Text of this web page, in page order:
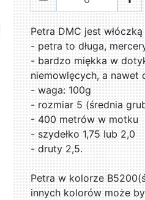
Petra DMC jest
- petra to długa,
- bardzo miękka w
niemowlęcych, a nawet
- waga: 100g
- rozmiar 5 (średnia
- 400 metrów w motku
- szydełko 1,75 lub 2,0
- druty 2,5.
Petra w kolorze
innych kolorów może